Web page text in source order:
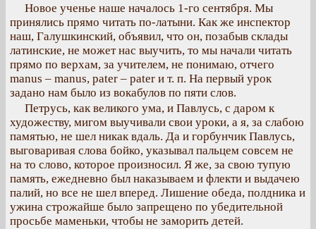
Новое ученье наше началось 1-го сентября. Мы
принялись прямо читать по-латыни. Как же инспектор
наш, Галушкинский, объявил, что он, позабыв склады
латинские, не может нас выучить, то мы начали читать
прямо по верхам, за учителем, не понимаю, отчего
manus – manus, pater – pater и т. п. На первый урок
задано нам было из вокабулов по пяти слов.
Петрусь, как великого ума, и Павлусь, с даром к
художеству, мигом выучивали свои уроки, а я, за слабою
памятью, не шел никак вдаль. Да и горбунчик Павлусь,
выговаривая слова бойко, указывал пальцем совсем не
на то слово, которое произносил. Я же, за свою тупую
память, ежедневно был наказываем и флекти и выдачею
палий, но все не шел вперед. Лишение обеда, полдника и
ужина строжайше было запрещено по убедительной
просьбе маменьки, чтобы не заморить детей.